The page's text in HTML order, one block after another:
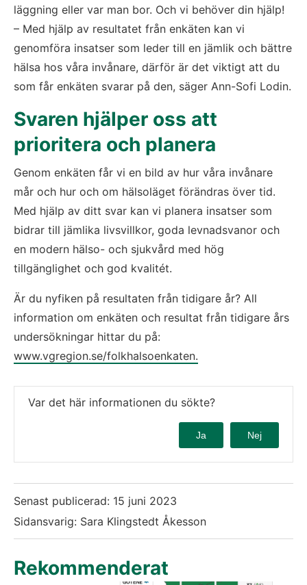
läggning eller var man bor. Och vi behöver din hjälp!
– Med hjälp av resultatet från enkäten kan vi
genomföra insatser som leder till en jämlik och bättre
hälsa hos våra invånare, därför är det viktigt att du
som får enkäten svarar på den, säger Ann-Sofi Lodin.
Svaren hjälper oss att
prioritera och planera
Genom enkäten får vi en bild av hur våra invånare
mår och hur och om hälsoläget förändras över tid.
Med hjälp av ditt svar kan vi planera insatser som
bidrar till jämlika livsvillkor, goda levnadsvanor och
en modern hälso- och sjukvård med hög
tillgänglighet och god kvalitét.
Är du nyfiken på resultaten från tidigare år? All
information om enkäten och resultat från tidigare års
www.vgregion.se/folkhalsoenkaten.
Var det här informationen du sökte?
Ja Nej
Senast publicerad: 15 juni 2023
Sidansvarig: Sara Klingstedt Åkesson
Rekommenderat